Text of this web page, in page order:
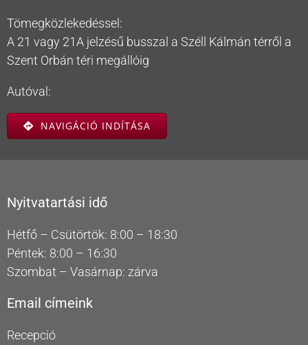
Tömegközlekedéssel:
A 21 vagy 21A jelzésű busszal a Széll Kálmán térről a
Szent Orbán téri megállóig
Autóval:
NAVIGÁCIÓ INDÍTÁSA
Nyitvatartási idő
Hétfő – Csütörtök: 8:00 – 18:30
Péntek: 8:00 – 16:30
Szombat – Vasárnap: zárva
Email címeink
Recepció